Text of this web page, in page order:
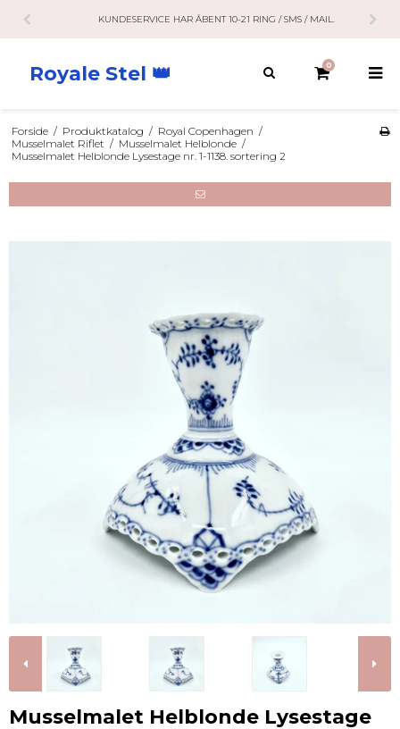
KUNDESERVICE HAR ÅBENT 10-21 RING / SMS / MAIL.
Royale Stel 👑 0
Forside / Produktkatalog / Royal Copenhagen /
Musselmalet Riflet / Musselmalet Helblonde /
Musselmalet Helblonde Lysestage nr. 1-1138. sortering 2
Musselmalet Helblonde Lysestage